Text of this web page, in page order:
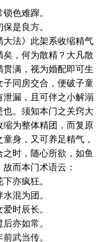
色难蹿。
是良方。
法》此架系收缩精气
，何为散精？大凡散
满，视为婚配即可生
同房交合，便破子童
漏，且可伴之小解溺
。须知本门之关窍大
为整体精团，而复原
身，又可养足精气，
时，随心所欲，如鱼
而本门术语云：
亦疯狂。
混为团。
时辰长。
亦如常。
武当传。